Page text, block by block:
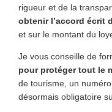
rigueur et de la
obtenir l’accord écrit
et sur le montant du
Je vous conseille de
pour protéger tout le
de tourisme, un
désormais obligatoire